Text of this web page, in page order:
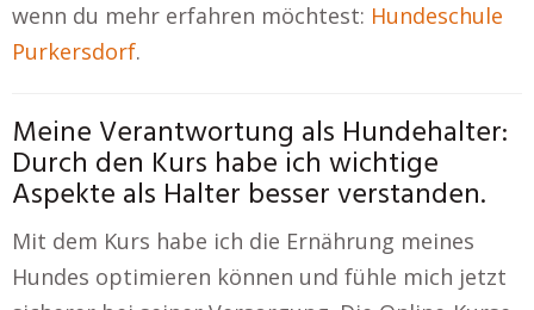
wenn du mehr erfahren möchtest: Hundeschule
Purkersdorf.
Meine Verantwortung als Hundehalter:
Durch den Kurs habe ich wichtige
Aspekte als Halter besser verstanden.
Mit dem Kurs habe ich die Ernährung meines
Hundes optimieren können und fühle mich jetzt